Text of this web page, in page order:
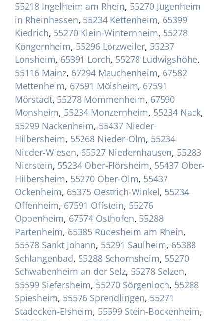
55218 Ingelheim am Rhein, 55270 Jugenheim
in Rheinhessen, 55234 Kettenheim, 65399
Kiedrich, 55270 Klein-Winternheim, 55278
Köngernheim, 55296 Lörzweiler, 55237
Lonsheim, 65391 Lorch, 55278 Ludwigshöhe,
55116 Mainz, 67294 Mauchenheim, 67582
Mettenheim, 67591 Mölsheim, 67591
Mörstadt, 55278 Mommenheim, 67590
Monsheim, 55234 Monzernheim, 55234 Nack,
55299 Nackenheim, 55437 Nieder-
Hilbersheim, 55268 Nieder-Olm, 55234
Nieder-Wiesen, 65527 Niedernhausen, 55283
Nierstein, 55234 Ober-Flörsheim, 55437 Ober-
Hilbersheim, 55270 Ober-Olm, 55437
Ockenheim, 65375 Oestrich-Winkel, 55234
Offenheim, 67591 Offstein, 55276
Oppenheim, 67574 Osthofen, 55288
Partenheim, 65385 Rüdesheim am Rhein,
55578 Sankt Johann, 55291 Saulheim, 65388
Schlangenbad, 55288 Schornsheim, 55270
Schwabenheim an der Selz, 55278 Selzen,
55599 Siefersheim, 55270 Sörgenloch, 55288
Spiesheim, 55576 Sprendlingen, 55271
Stadecken-Elsheim, 55599 Stein-Bockenheim,